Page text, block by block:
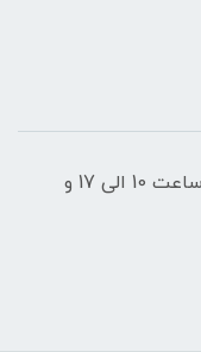
زمان پاسخگویی از شنبه تا چهارشنبه از ساعت 10 الی 17 و